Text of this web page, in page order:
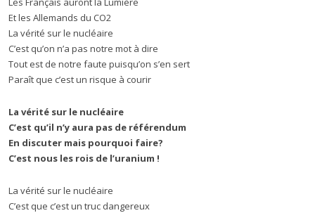
Et les Allemands du CO2
La vérité sur le nucléaire
C’est qu’on n’a pas notre mot à dire
Tout est de notre faute puisqu’on s’en sert
Paraît que c’est un risque à courir
La vérité sur le nucléaire
C’est qu’il n’y aura pas de référendum
En discuter mais pourquoi faire?
C’est nous les rois de l’uranium !
La vérité sur le nucléaire
C’est que c’est un truc dangereux